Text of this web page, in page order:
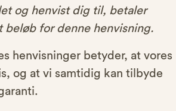
og henvist dig til, betaler
beløb for denne henvisning.
henvisninger betyder, at vores
og at vi samtidig kan tilbyde